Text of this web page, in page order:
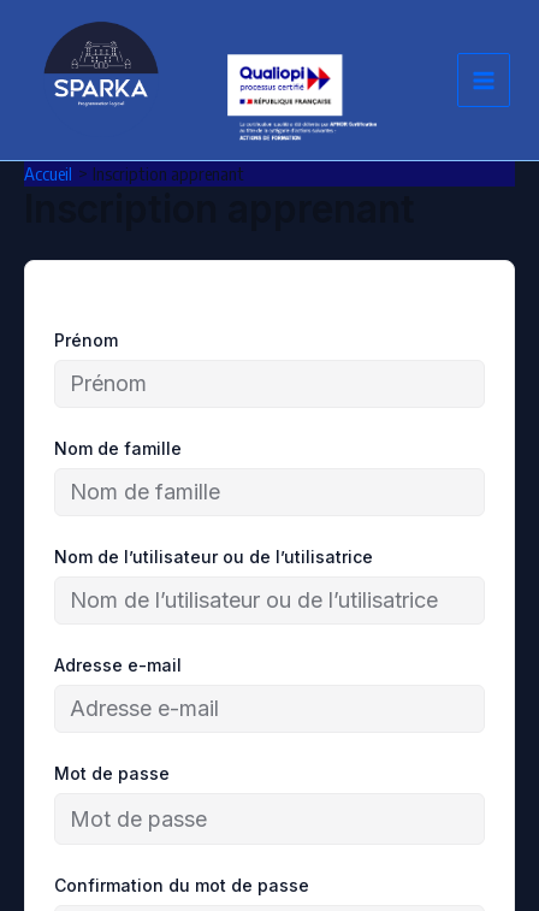
contenu
Accueil Inscription apprenant
Prénom
Nom de famille
Nom de l’utilisateur ou de l’utilisatrice
Adresse e-mail
Mot de passe
Confirmation du mot de passe